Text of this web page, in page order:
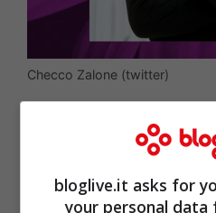
Checco Zalone (twitter)
bloglive.it asks for
your personal